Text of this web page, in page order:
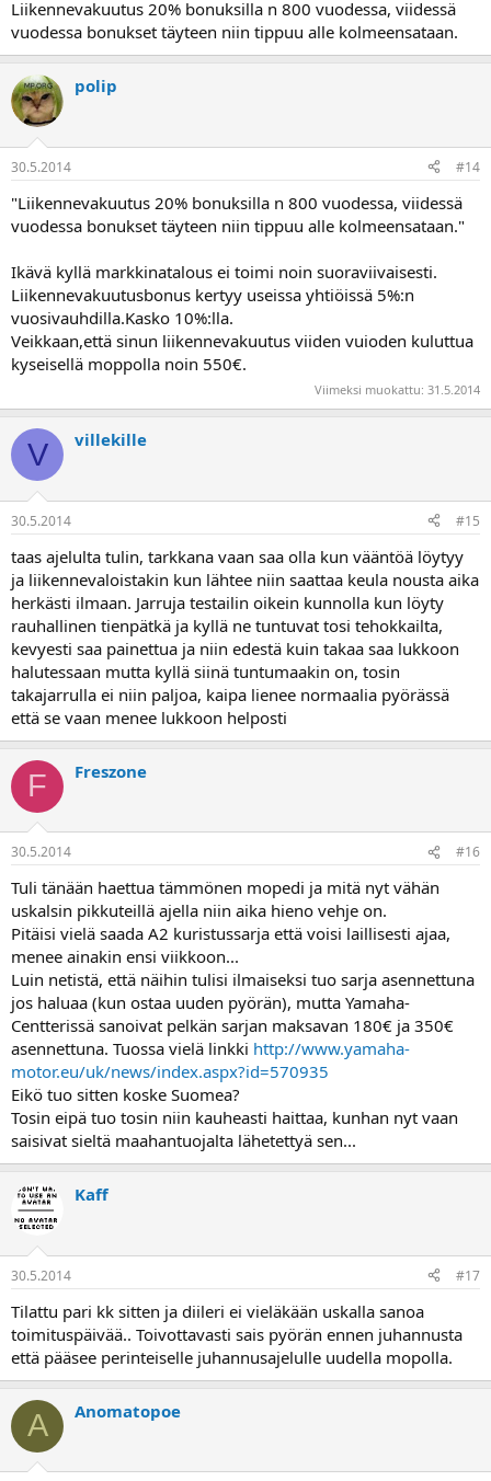
Liikennevakuutus 20% bonuksilla n 800 vuodessa, viidessä
vuodessa bonukset täyteen niin tippuu alle kolmeensataan.
polip
30.5.2014 #14
"Liikennevakuutus 20% bonuksilla n 800 vuodessa, viidessä
vuodessa bonukset täyteen niin tippuu alle kolmeensataan."
Ikävä kyllä markkinatalous ei toimi noin suoraviivaisesti.
Liikennevakuutusbonus kertyy useissa yhtiöissä 5%:n
vuosivauhdilla.Kasko 10%:lla.
Veikkaan,että sinun liikennevakuutus viiden vuioden kuluttua
kyseisellä moppolla noin 550€.
Viimeksi muokattu: 31.5.2014
V villekille
30.5.2014 #15
taas ajelulta tulin, tarkkana vaan saa olla kun vääntöä löytyy
ja liikennevaloistakin kun lähtee niin saattaa keula nousta aika
herkästi ilmaan. Jarruja testailin oikein kunnolla kun löyty
rauhallinen tienpätkä ja kyllä ne tuntuvat tosi tehokkailta,
kevyesti saa painettua ja niin edestä kuin takaa saa lukkoon
halutessaan mutta kyllä siinä tuntumaakin on, tosin
takajarrulla ei niin paljoa, kaipa lienee normaalia pyörässä
että se vaan menee lukkoon helposti
F Freszone
30.5.2014 #16
Tuli tänään haettua tämmönen mopedi ja mitä nyt vähän
uskalsin pikkuteillä ajella niin aika hieno vehje on.
Pitäisi vielä saada A2 kuristussarja että voisi laillisesti ajaa,
menee ainakin ensi viikkoon...
Luin netistä, että näihin tulisi ilmaiseksi tuo sarja asennettuna
jos haluaa (kun ostaa uuden pyörän), mutta Yamaha-
Centterissä sanoivat pelkän sarjan maksavan 180€ ja 350€
asennettuna. Tuossa vielä linkki http://www.yamaha-
motor.eu/uk/news/index.aspx?id=570935
Eikö tuo sitten koske Suomea?
Tosin eipä tuo tosin niin kauheasti haittaa, kunhan nyt vaan
saisivat sieltä maahantuojalta lähetettyä sen...
Kaff
30.5.2014 #17
Tilattu pari kk sitten ja diileri ei vieläkään uskalla sanoa
toimituspäivää.. Toivottavasti sais pyörän ennen juhannusta
että pääsee perinteiselle juhannusajelulle uudella mopolla.
A Anomatopoe